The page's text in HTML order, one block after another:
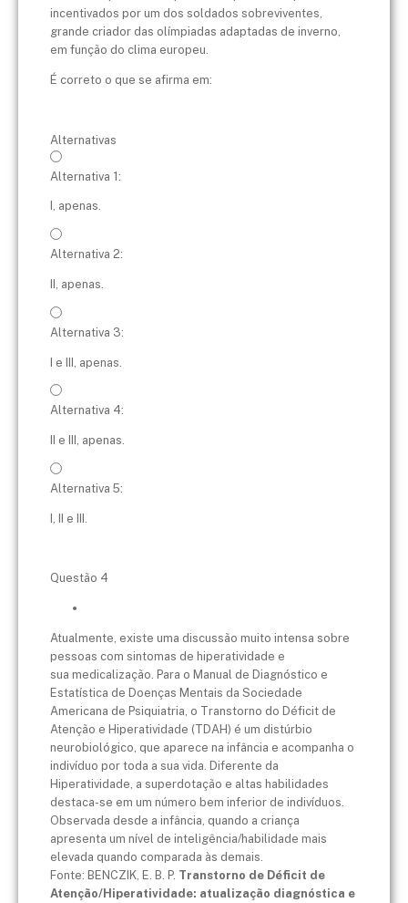
incentivados por um dos soldados sobreviventes,
grande criador das olímpiadas adaptadas de inverno,
em função do clima europeu.
É correto o que se afirma em:
Alternativas
Alternativa 1:
I, apenas.
Alternativa 2:
II, apenas.
Alternativa 3:
I e III, apenas.
Alternativa 4:
II e III, apenas.
Alternativa 5:
I, II e III.
Questão 4
Atualmente, existe uma discussão muito intensa sobre
pessoas com sintomas de hiperatividade e
sua medicalização. Para o Manual de Diagnóstico e
Estatística de Doenças Mentais da Sociedade
Americana de Psiquiatria, o Transtorno do Déficit de
Atenção e Hiperatividade (TDAH) é um distúrbio
neurobiológico, que aparece na infância e acompanha o
indivíduo por toda a sua vida. Diferente da
Hiperatividade, a superdotação e altas habilidades
destaca-se em um número bem inferior de indivíduos.
Observada desde a infância, quando a criança
apresenta um nível de inteligência/habilidade mais
elevada quando comparada às demais.
Fonte: ​BENCZIK, E. B. P. Transtorno de Déficit de
Atenção/Hiperatividade: atualização diagnóstica e